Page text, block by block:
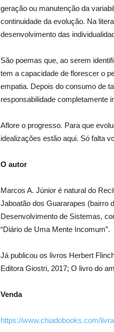
geração ou manutenção da
continuidade da evolução. Na
desenvolvimento das
São poemas que, ao serem
tem a capacidade de florescer o
empatia. Depois do consumo de
responsabilidade completamente
Aflore o progresso. Para que
idealizações estão aqui. Só falta
O autor
Marcos A. Júnior é natural do
Jaboatão dos Guararapes (bairro
Desenvolvimento de Sistemas,
“Diário de Uma Mente Incomum”.
Já publicou os livros Herbert
Editora Giostri, 2017; O livro do
Venda
https://www.chiadobooks.com/